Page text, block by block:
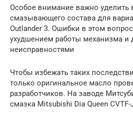
Особое внимание важно уделить
смазывающего состава для
Outlander 3. Ошибки в этом
ухудшением работы механизма
неисправностями
Чтобы избежать таких
только оригинальное масло
разработчиков. На заводе
смазка Mitsubishi Dia Queen CVTF-